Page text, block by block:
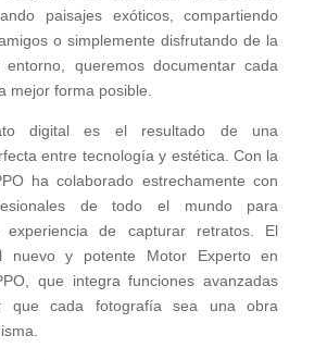
paisajes exóticos, compartiendo
o simplemente disfrutando de la
entorno, queremos documentar cada
mejor forma posible.
digital es el resultado de una
entre tecnología y estética. Con la
ha colaborado estrechamente con
de todo el mundo para
experiencia de capturar retratos. El
nuevo y potente Motor Experto en
que integra funciones avanzadas
que cada fotografía sea una obra